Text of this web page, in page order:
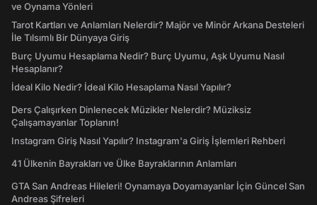
ve Oynama Yönleri
Tarot Kartları ve Anlamları Nelerdir? Majör ve Minör Arkana Desteleri
İle Tılsımlı Bir Dünyaya Giriş
Burç Uyumu Hesaplama Nedir? Burç Uyumu, Aşk Uyumu Nasıl
Hesaplanır?
İdeal Kilo Nedir? İdeal Kilo Hesaplama Nasıl Yapılır?
Ders Çalışırken Dinlenecek Müzikler Nelerdir? Müziksiz
Çalışamayanlar Toplanın!
Instagram Giriş Nasıl Yapılır? Instagram'a Giriş İşlemleri Rehberi
41 Ülkenin Bayrakları ve Ülke Bayraklarının Anlamları
GTA San Andreas Hileleri! Oynamaya Doyamayanlar İçin Güncel San
Andreas Şifreleri